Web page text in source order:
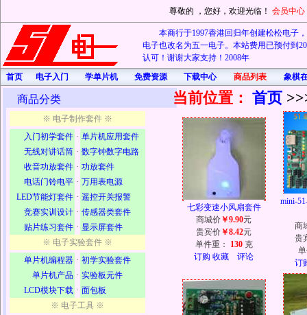
尊敬的 ，您好，欢迎光临！ 会员中心
本商行于1997香港回归年创建松松电子
电子也改名为五一电子。本站费用已预付到
认可！谢谢大家支持！2008年
首页
电子入门 学单片机 免费资源 下载中心 商品列表 象棋
商品分类
※ 电子制作套件 ※
入门初学套件 · 单片机应用套件
无线对讲话筒 · 数字钟数字电路
收音功放套件 · 功放套件
电话门铃电平 · 万用表电源
LED节能灯套件 · 遥控开关报警
竞赛实训设计 · 传感器类套件
贴片练习套件 · 显示屏套件
※ 电子实验套件 ※
单片机编程器 · 初学实验套件
单片机产品 · 实验板元件
LCD模块下载 · 面包板
※ 电子工具 ※
当前位置： 首页
七彩变速小风扇套件
商城价 ￥9.90元
贵宾价 ￥8.42元
单件重：
130 克
订购 收藏 评论
mini-
商
贵
订